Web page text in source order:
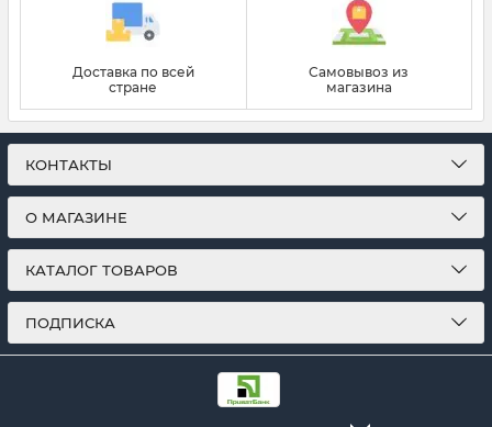
Доставка по всей
стране
Самовывоз из
магазина
КОНТАКТЫ
О МАГАЗИНЕ
КАТАЛОГ ТОВАРОВ
ПОДПИСКА